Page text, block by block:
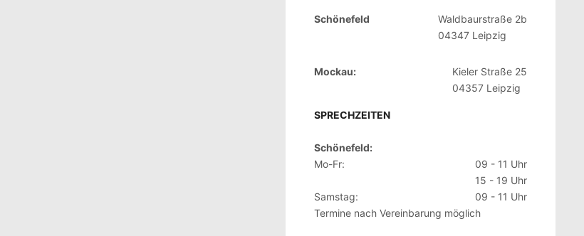
Schönefeld
Waldbaurstraße 2b
04347 Leipzig
Mockau:
Kieler Straße 25
04357 Leipzig
SPRECHZEITEN
Schönefeld:
Mo-Fr:
09 - 11 Uhr
15 - 19 Uhr
Samstag:
09 - 11 Uhr
Termine nach Vereinbarung möglich